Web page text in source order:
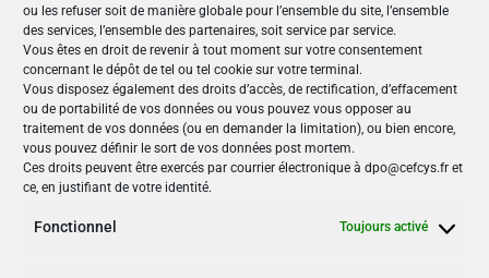
ou les refuser soit de manière globale pour l’ensemble du site, l’ensemble
des services, l’ensemble des partenaires, soit service par service.
Vous êtes en droit de revenir à tout moment sur votre consentement
concernant le dépôt de tel ou tel cookie sur votre terminal.
Vous disposez également des droits d’accès, de rectification, d’effacement
ou de portabilité de vos données ou vous pouvez vous opposer au
traitement de vos données (ou en demander la limitation), ou bien encore,
vous pouvez définir le sort de vos données post mortem.
Ces droits peuvent être exercés par courrier électronique à dpo@cefcys.fr et
ce, en justifiant de votre identité.
Fonctionnel Toujours activé
Tweets by @CEFCYS_Officiel
Nos Publications
Articles (69)
Le Cefcys et son engagement (4)
Le Cyber Women Day (10)
Les femmes dans la cyber (19)
Les publications du Cefcys (7)